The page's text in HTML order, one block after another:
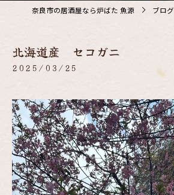
奈良市の居酒屋なら炉ばた 魚源 ブログ
北海道産 セコガニ
2025/03/25